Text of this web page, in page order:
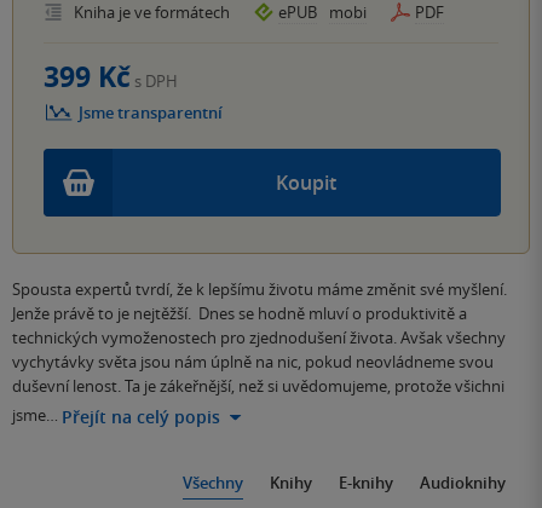
Kniha je ve formátech
ePUB mobi PDF
Koupit
399 Kč s DPH
Jsme transparentní
Spousta expertů tvrdí, že k lepšímu životu máme změnit své myšlení.
Jenže právě to je nejtěžší. Dnes se hodně mluví o produktivitě a
technických vymoženostech pro zjednodušení života. Avšak všechny
vychytávky světa jsou nám úplně na nic, pokud neovládneme svou
duševní lenost. Ta je zákeřnější, než si uvědomujeme, protože všichni
jsme… Přejít na celý popis
Všechny Knihy E-knihy Audioknihy